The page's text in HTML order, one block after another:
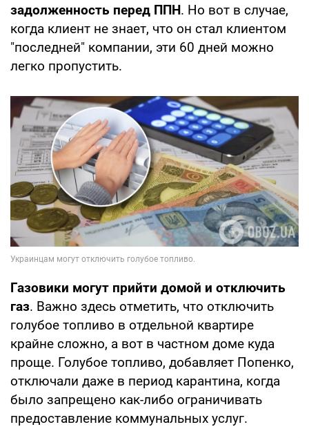
задолженность перед ППН. Но вот в случае,
когда клиент не знает, что он стал клиентом
"последней" компании, эти 60 дней можно
легко пропустить.
Газовики могут прийти домой и отключить
газ. Важно здесь отметить, что отключить
голубое топливо в отдельной квартире
крайне сложно, а вот в частном доме куда
проще. Голубое топливо, добавляет Попенко,
отключали даже в период карантина, когда
было запрещено как-либо ограничивать
предоставление коммунальных услуг.